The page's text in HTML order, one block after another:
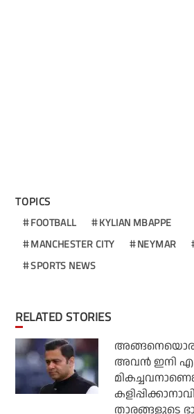
TOPICS
FOOTBALL
KYLIAN MBAPPE
MANCHESTER CITY
NEYMAR
SPORTS NEWS
RELATED STORIES
അവന്‍ ഇനി
താരങ്ങളുടെ